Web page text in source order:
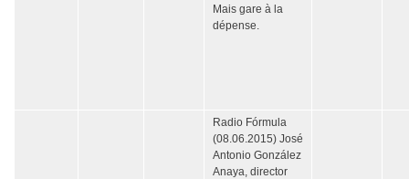
Mais gare à la
dépense.
Radio Fórmula
(08.06.2015) José
Antonio González
Anaya, director